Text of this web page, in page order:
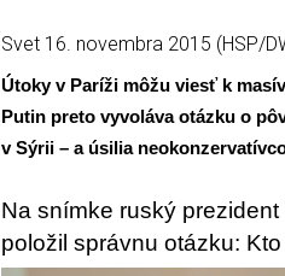
Svet 16. novembra 2015 (HSP/
Útoky v Paríži môžu viesť k
Putin preto vyvoláva otázku o
v Sýrii – a úsilia
Na snímke ruský prezident
položil správnu otázku: